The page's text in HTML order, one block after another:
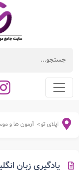
اپلای تو> آزمون ها و
یادگیری زبان